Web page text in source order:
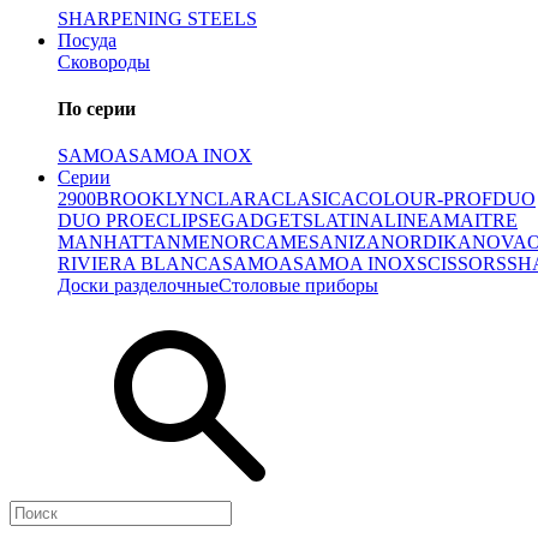
SHARPENING STEELS
Посуда
Сковороды
По серии
SAMOASAMOA INOX
Серии
2900BROOKLYNCLARACLASICACOLOUR-PROFDUO
DUO PROECLIPSEGADGETSLATINALINEAMAITRE
MANHATTANMENORCAMESANIZANORDIKANOVA
RIVIERA BLANCASAMOASAMOA INOXSCISSORS
Доски разделочныеСтоловые приборы